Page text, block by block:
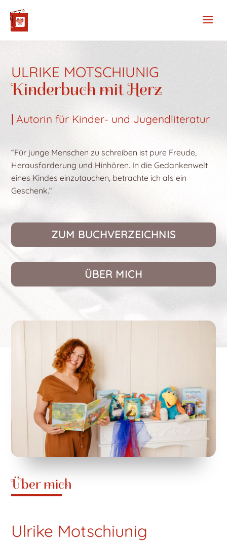
ULRIKE MOTSCHIUNIG
Kinderbuch mit Herz
| Autorin für Kinder- und Jugendliteratur
“Für junge Menschen zu schreiben ist pure Freude,
Herausforderung und Hinhören. In die Gedankenwelt
eines Kindes einzutauchen, betrachte ich als ein
Geschenk.“
ZUM BUCHVERZEICHNIS
ÜBER MICH
Über mich
Ulrike Motschiunig